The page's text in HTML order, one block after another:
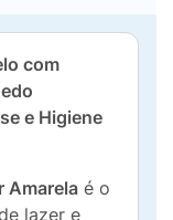
com
e Higiene
Amarela é o
lazer e